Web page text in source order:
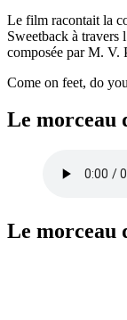
Le film racontait la
Sweetback à travers
composée par M. V.
Come on feet, do
Le morceau
Le morceau